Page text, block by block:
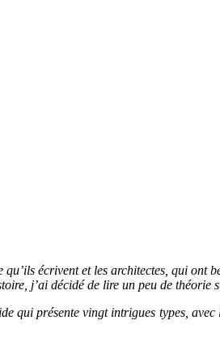
écrivent et les architectes, qui ont
j’ai décidé de lire un peu de théorie
qui présente vingt intrigues types, avec